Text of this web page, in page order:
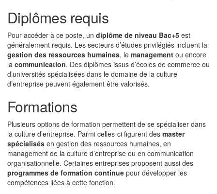
Diplômes requis
Pour accéder à ce poste, un diplôme de niveau Bac+5 est
généralement requis. Les secteurs d’études privilégiés incluent la
gestion des ressources humaines, le management ou encore
la communication. Des diplômes issus d’écoles de commerce ou
d’universités spécialisées dans le domaine de la culture
d’entreprise peuvent également être valorisés.
Formations
Plusieurs options de formation permettent de se spécialiser dans
la culture d’entreprise. Parmi celles-ci figurent des master
spécialisés en gestion des ressources humaines, en
management de la culture d’entreprise ou en communication
organisationnelle. Certaines entreprises proposent aussi des
programmes de formation continue pour développer les
compétences liées à cette fonction.